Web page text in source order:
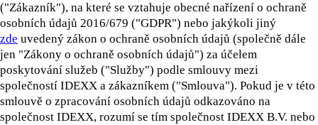
("Zákazník"), na které se vztahuje obecné nařízení o ochraně
osobních údajů 2016/679 ("GDPR") nebo jakýkoli jiný
zde uvedený zákon o ochraně osobních údajů (společně dále
jen "Zákony o ochraně osobních údajů") za účelem
poskytování služeb ("Služby") podle smlouvy mezi
společností IDEXX a zákazníkem ("Smlouva"). Pokud je v této
smlouvě o zpracování osobních údajů odkazováno na
společnost IDEXX, rozumí se tím společnost IDEXX B.V. nebo